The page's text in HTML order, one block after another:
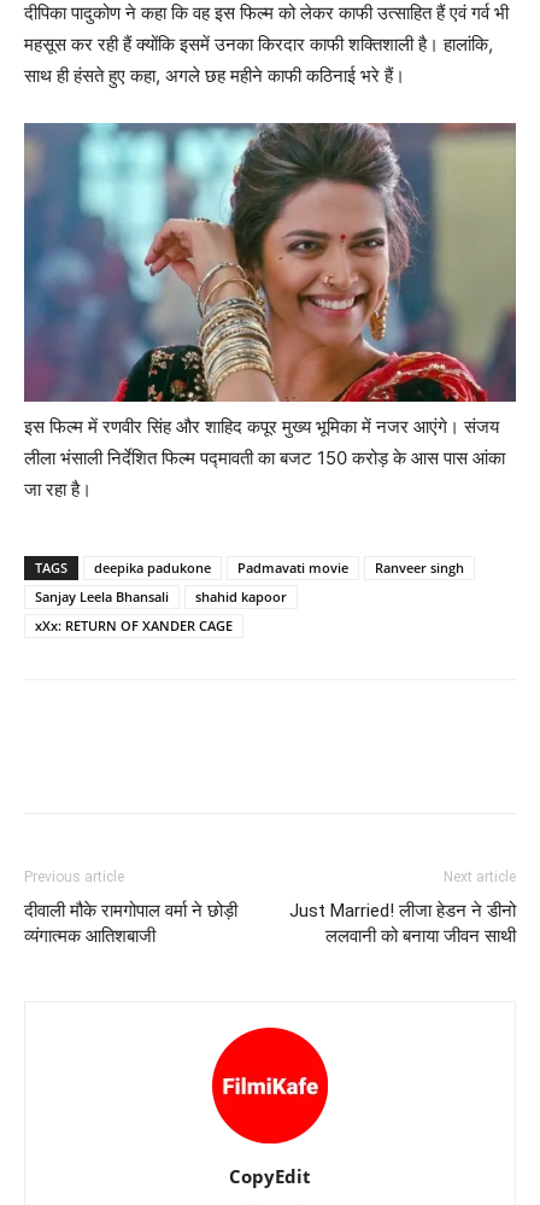
दीपिका पादुकोण ने कहा कि वह इस फिल्‍म को लेकर काफी उत्‍साहित हैं एवं गर्व भी
महसूस कर रही हैं क्‍योंकि इसमें उनका किरदार काफी शक्‍तिशाली है। हालांकि,
साथ ही हंसते हुए कहा, अगले छह महीने काफी कठिनाई भरे हैं।
इस फिल्‍म में रणवीर सिंह और शाहिद कपूर मुख्‍य भूमिका में नजर आएंगे। संजय
लीला भंसाली निर्देशित फिल्‍म पद्मावती का बजट 150 करोड़ के आस पास आंका
जा रहा है।
TAGS deepika padukone Padmavati movie
Ranveer singh
Sanjay Leela Bhansali
shahid kapoor
xXx: RETURN OF XANDER CAGE
Previous article
दीवाली मौके रामगोपाल वर्मा ने छोड़ी
व्‍यंगात्‍मक आतिशबाजी
Next article
Just Married! लीजा हेडन ने डीनो
ललवानी को बनाया जीवन साथी
CopyEdit